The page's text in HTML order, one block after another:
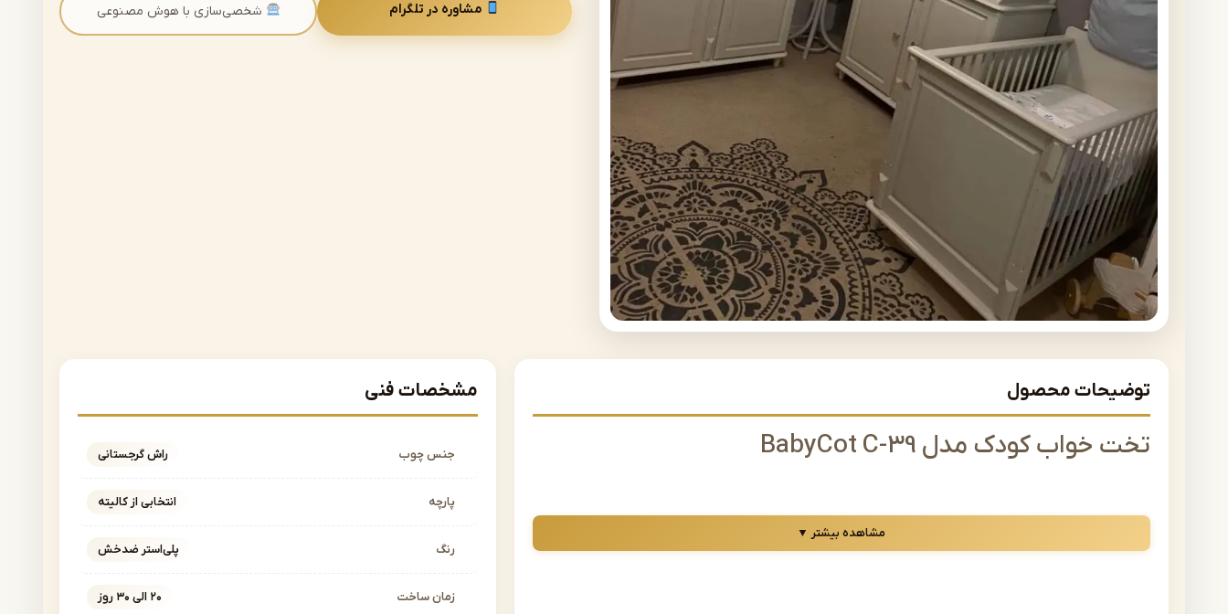
مشاوره در تلگرام شخصی‌سازی با هوش مصنوعی
توضیحات محصول
تخت خواب کودک مدل BabyCot C-39
سرویس خواب کامل نوزاد شامل تخت نوزاد و کودک ، دراور و کمد می باشد.
امکان سفارش محصول به صورت سرویس خواب کامل یا محصولات انتخابی به صورت تکی می باشد.
مشاهده بیشتر ▼
مشخصات فنی
جنس چوب راش گرجستانی
پارچه انتخابی از کالیته
رنگ پلی‌استر ضدخش
زمان ساخت ۲۰ الی ۳۰ روز